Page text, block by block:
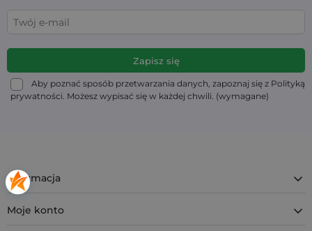
Aby poznać sposób przetwarzania danych, zapoznaj się z Polityką
prywatności. Możesz wypisać się w każdej chwili. (wymagane)
Informacja
Moje konto